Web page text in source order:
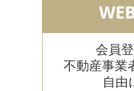
会員
不動産事業
自由